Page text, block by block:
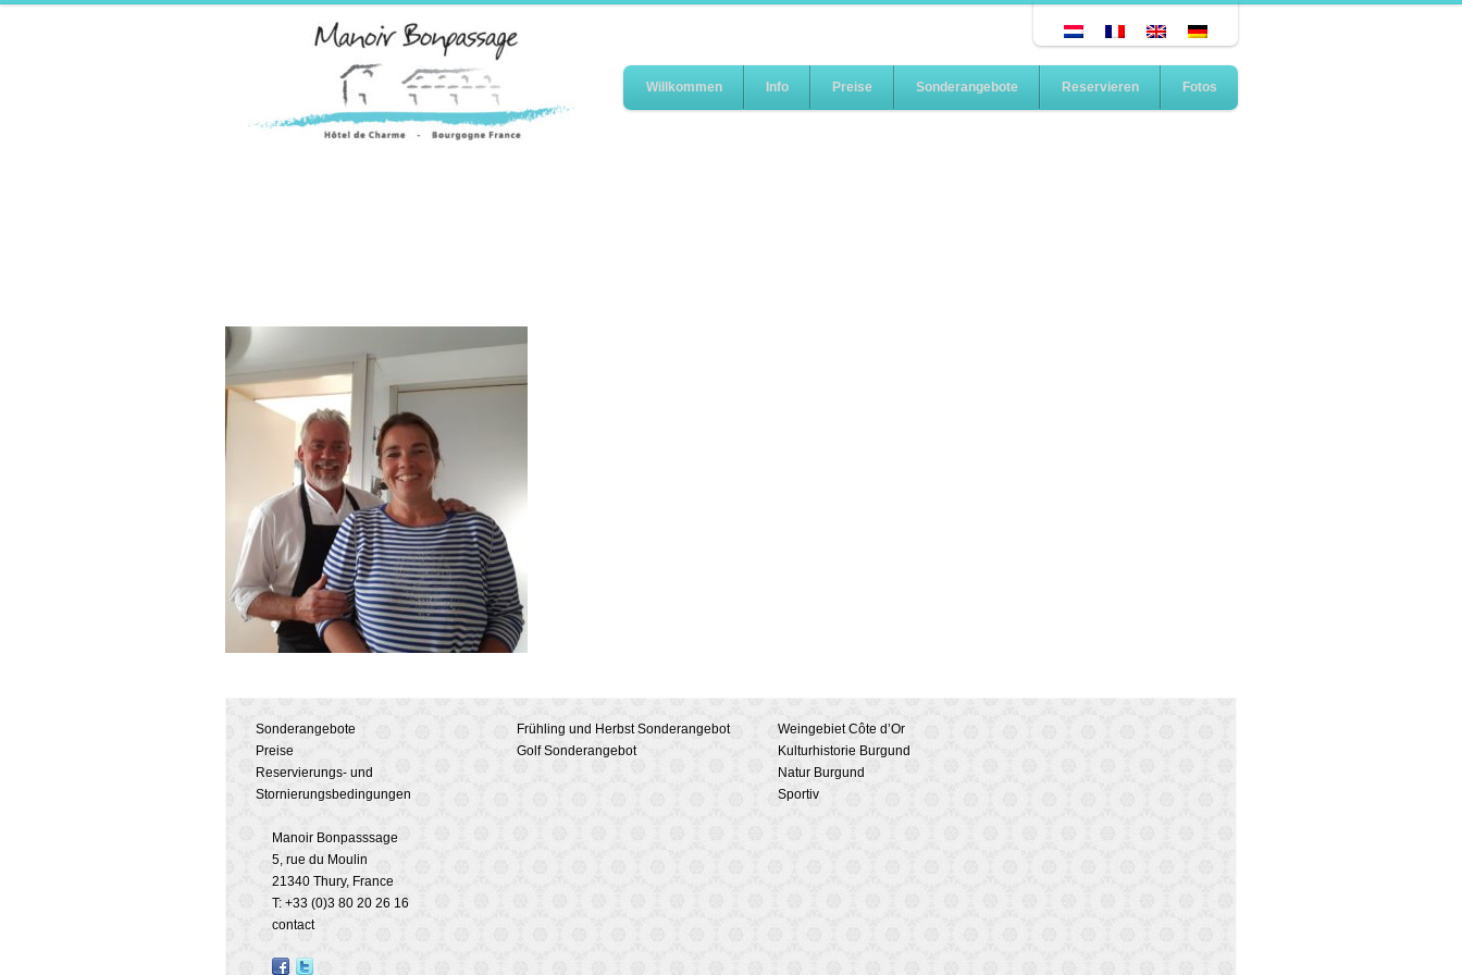
Willkommen Info Preise Sonderangebote Reservieren Fotos
Sonderangebote
Preise
Reservierungs- und
Stornierungsbedingungen
Frühling und Herbst Sonderangebot
Golf Sonderangebot
Weingebiet Côte d’Or
Kulturhistorie Burgund
Natur Burgund
Sportiv
Manoir Bonpasssage
5, rue du Moulin
21340 Thury, France
T: +33 (0)3 80 20 26 16
contact